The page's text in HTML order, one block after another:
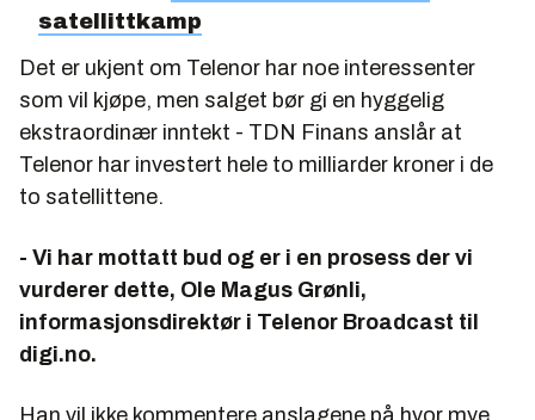
satellittkamp
Det er ukjent om Telenor har noe interessenter
som vil kjøpe, men salget bør gi en hyggelig
ekstraordinær inntekt - TDN Finans anslår at
Telenor har investert hele to milliarder kroner i de
to satellittene.
- Vi har mottatt bud og er i en prosess der vi
vurderer dette, Ole Magus Grønli,
informasjonsdirektør i Telenor Broadcast til
digi.no.
Han vil ikke kommentere anslagene på hvor mye